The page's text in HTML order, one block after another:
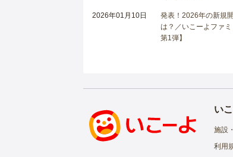
2026年01月10日
発表！2026年の新規
は？／いこーよファ
第1弾】
い
施設
利用